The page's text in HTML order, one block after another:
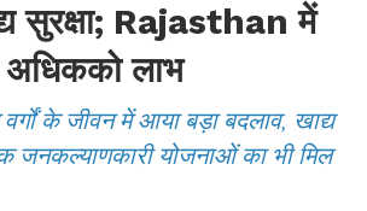
सुरक्षा; Rajasthan में
लाभ
के जीवन में आया बड़ा बदलाव, खाद्य
जनकल्याणकारी योजनाओं का भी मिल